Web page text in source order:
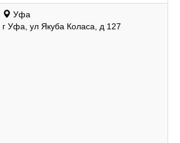
Уфа
г Уфа, ул Якуба Коласа, д 127